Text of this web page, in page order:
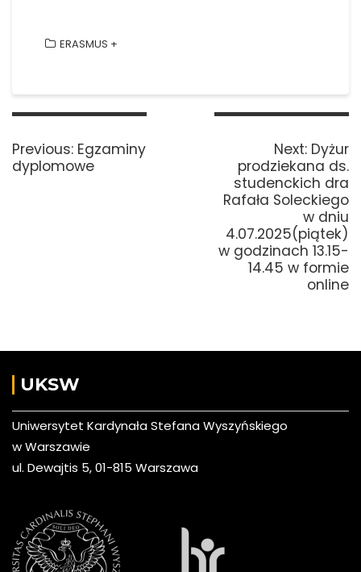
ERASMUS +
Nawigacja
Previous: Previous
post:
Egzaminy
dyplomowe
Next: Next
post:
Dyżur
prodziekana ds.
studenckich dra
Rafała Soleckiego
w dniu
4.07.2025(piątek)
w godzinach 13.15-
14.45 w formie
online
UKSW
Uniwersytet Kardynała Stefana Wyszyńskiego
w Warszawie
ul. Dewajtis 5, 01-815 Warszawa